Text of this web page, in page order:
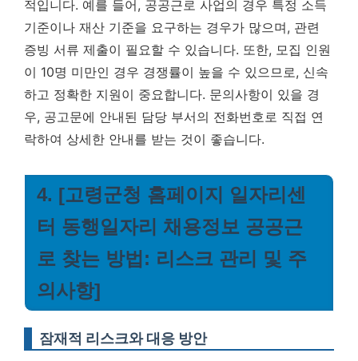
적입니다. 예를 들어, 공공근로 사업의 경우 특정 소득
기준이나 재산 기준을 요구하는 경우가 많으며, 관련
증빙 서류 제출이 필요할 수 있습니다. 또한, 모집 인원
이 10명 미만인 경우 경쟁률이 높을 수 있으므로, 신속
하고 정확한 지원이 중요합니다. 문의사항이 있을 경
우, 공고문에 안내된 담당 부서의 전화번호로 직접 연
락하여 상세한 안내를 받는 것이 좋습니다.
4. [고령군청 홈페이지 일자리센
터 동행일자리 채용정보 공공근
로 찾는 방법: 리스크 관리 및 주
의사항]
잠재적 리스크와 대응 방안